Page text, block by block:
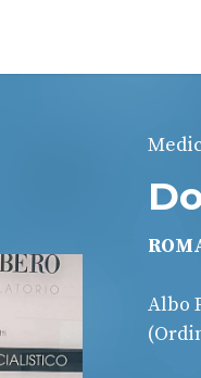
Albo